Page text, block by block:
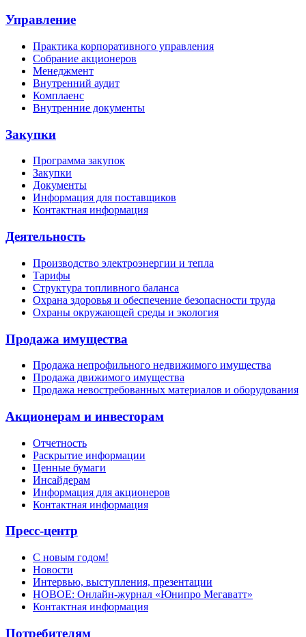
Управление
Практика корпоративного управления
Собрание акционеров
Менеджмент
Внутренний аудит
Комплаенс
Внутренние документы
Закупки
Программа закупок
Закупки
Документы
Информация для поставщиков
Контактная информация
Деятельность
Производство электроэнергии и тепла
Тарифы
Структура топливного баланса
Охрана здоровья и обеспечение безопасности труда
Охраны окружающей среды и экология
Продажа имущества
Продажа непрофильного недвижимого имущества
Продажа движимого имущества
Продажа невостребованных материалов и оборудования
Акционерам и инвесторам
Отчетность
Раскрытие информации
Ценные бумаги
Инсайдерам
Информация для акционеров
Контактная информация
Пресс-центр
С новым годом!
Новости
Интервью, выступления, презентации
НОВОЕ: Онлайн-журнал «Юнипро Мегаватт»
Контактная информация
Потребителям